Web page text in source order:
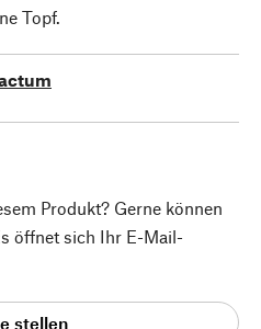
Topf.
Produkt? Gerne können
öffnet sich Ihr E-Mail-
stellen